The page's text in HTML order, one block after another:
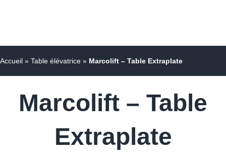
Accueil » Table élévatrice » Marcolift – Table Extraplate
Marcolift – Table
Extraplate